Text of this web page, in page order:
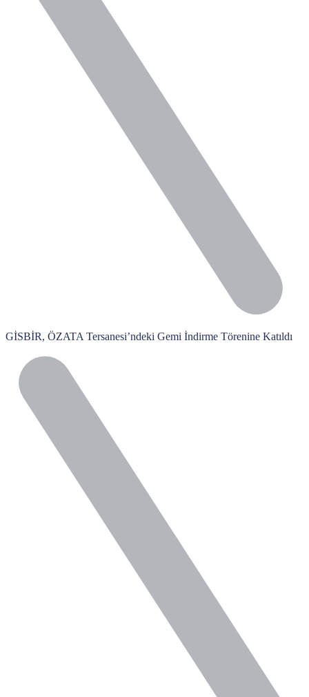
GİSBİR, ÖZATA Tersanesi’ndeki Gemi İndirme Törenine Katıldı